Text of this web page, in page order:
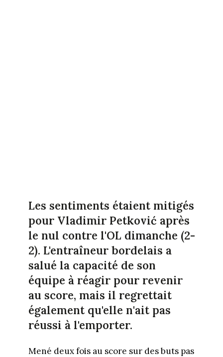
Les sentiments étaient mitigés
pour Vladimir Petković après
le nul contre l'OL dimanche (2-
2). L'entraîneur bordelais a
salué la capacité de son
équipe à réagir pour revenir
au score, mais il regrettait
également qu'elle n'ait pas
réussi à l'emporter.
Mené deux fois au score sur des buts pas